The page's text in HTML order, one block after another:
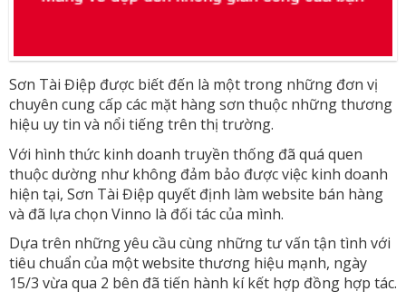
Sơn Tài Điệp được biết đến là một trong những đơn vị
chuyên cung cấp các mặt hàng sơn thuộc những thương
hiệu uy tin và nổi tiếng trên thị trường.
Với hình thức kinh doanh truyền thống đã quá quen
thuộc dường như không đảm bảo được việc kinh doanh
hiện tại, Sơn Tài Điệp quyết định làm website bán hàng
và đã lựa chọn Vinno là đối tác của mình.
Dựa trên những yêu cầu cùng những tư vấn tận tình với
tiêu chuẩn của một website thương hiệu mạnh, ngày
15/3 vừa qua 2 bên đã tiến hành kí kết hợp đồng hợp tác.